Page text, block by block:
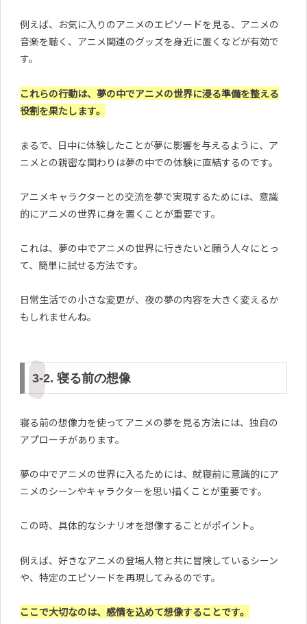
例えば、お気に入りのアニメのエピソードを見る、アニメの
音楽を聴く、アニメ関連のグッズを身近に置くなどが有効で
す。
これらの行動は、夢の中でアニメの世界に浸る準備を整える
役割を果たします。
まるで、日中に体験したことが夢に影響を与えるように、ア
ニメとの親密な関わりは夢の中での体験に直結するのです。
アニメキャラクターとの交流を夢で実現するためには、意識
的にアニメの世界に身を置くことが重要です。
これは、夢の中でアニメの世界に行きたいと願う人々にとっ
て、簡単に試せる方法です。
日常生活での小さな変更が、夜の夢の内容を大きく変えるか
もしれませんね。
3-2. 寝る前の想像
寝る前の想像力を使ってアニメの夢を見る方法には、独自の
アプローチがあります。
夢の中でアニメの世界に入るためには、就寝前に意識的にア
ニメのシーンやキャラクターを思い描くことが重要です。
この時、具体的なシナリオを想像することがポイント。
例えば、好きなアニメの登場人物と共に冒険しているシーン
や、特定のエピソードを再現してみるのです。
ここで大切なのは、感情を込めて想像することです。